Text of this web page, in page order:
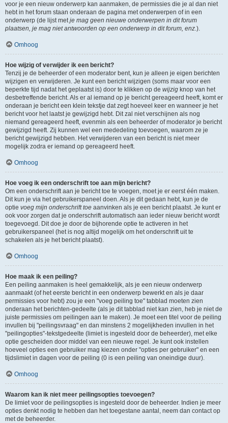
voor je een nieuw onderwerp kan aanmaken, de permissies die je al dan niet
hebt in het forum staan onderaan de pagina met onderwerpen of in een
onderwerp (de lijst metje mag geen nieuwe onderwerpen in dit forum
plaatsen, je mag niet antwoorden op een onderwerp in dit forum, enz.).
Omhoog
Hoe wijzig of verwijder ik een bericht?
Tenzij je de beheerder of een moderator bent, kun je alleen je eigen berichten
wijzigen en verwijderen. Je kunt een bericht wijzigen (soms maar voor een
beperkte tijd nadat het geplaatst is) door te klikken op de wijzig knop van het
desbetreffende bericht. Als er al iemand op je bericht gereageerd heeft, komt er
onderaan je bericht een klein tekstje dat zegt hoeveel keer en wanneer je het
bericht voor het laatst je gewijzigd hebt. Dit zal niet verschijnen als nog
niemand gereageerd heeft, evenmin als een beheerder of moderator je bericht
gewijzigd heeft. Zij kunnen wel een mededeling toevoegen, waarom ze je
bericht gewijzigd hebben. Het verwijderen van een bericht is niet meer
mogelijk zodra er iemand op gereageerd heeft.
Omhoog
Hoe voeg ik een onderschrift toe aan mijn bericht?
Om een onderschrift aan je bericht toe te voegen, moet je er eerst één maken.
Dit kun je via het gebruikerspaneel doen. Als je dit gedaan hebt, kun je de
optie voeg mijn onderschrift toe aanvinken als je een bericht plaatst. Je kunt er
ook voor zorgen dat je onderschrift automatisch aan ieder nieuw bericht wordt
toegevoegd. Dit doe je door de bijhorende optie te activeren in het
gebruikerspaneel (het is nog altijd mogelijk om het onderschrift uit te
schakelen als je het bericht plaatst).
Omhoog
Hoe maak ik een peiling?
Een peiling aanmaken is heel gemakkelijk, als je een nieuw onderwerp
aanmaakt (of het eerste bericht in een onderwerp bewerkt en als je daar
permissies voor hebt) zou je een "voeg peiling toe" tabblad moeten zien
onderaan het berichten-gedeelte (als je dit tabblad niet kan zien, heb je niet de
juiste permissies om peilingen aan te maken). Je moet een titel voor de peiling
invullen bij "peilingsvraag" en dan minstens 2 mogelijkheden invullen in het
"peilingopties"-tekstgedeelte (limiet is ingesteld door de beheerder), met elke
optie gescheiden door middel van een nieuwe regel. Je kunt ook instellen
hoeveel opties een gebruiker mag kiezen onder "opties per gebruiker" en een
tijdslimiet in dagen voor de peiling (0 is een peiling van oneindige duur).
Omhoog
Waarom kan ik niet meer peilingsopties toevoegen?
De limiet voor de peilingsopties is ingesteld door de beheerder. Indien je meer
opties denkt nodig te hebben dan het toegestane aantal, neem dan contact op
met de beheerder.